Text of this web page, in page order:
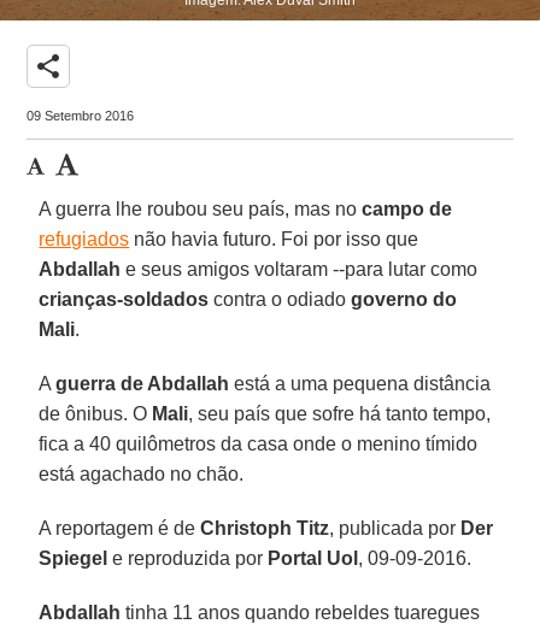
share
09 Setembro 2016
A guerra lhe roubou seu país, mas nocampo de
refugiados não havia futuro. Foi por isso que
Abdallah e seus amigos voltaram --para lutar como
crianças-soldados contra o odiadogoverno do
Mali.
Aguerra de Abdallah está a uma pequena distância
de ônibus. O Mali, seu país que sofre há tanto tempo,
fica a 40 quilômetros da casa onde o menino tímido
está agachado no chão.
A reportagem é deChristoph Titz, publicada por Der
Spiegel e reproduzida por Portal Uol , 09-09-2016.
Abdallah tinha 11 anos quando rebeldes tuaregues